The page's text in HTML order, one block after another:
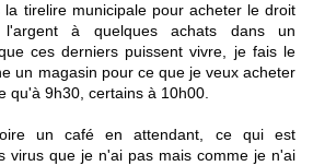
tirelire municipale pour acheter le droit
à quelques achats dans un
ces derniers puissent vivre, je fais le
un magasin pour ce que je veux acheter
qu'à 9h30, certains à 10h00.
un café en attendant, ce qui est
virus que je n'ai pas mais comme je n'ai